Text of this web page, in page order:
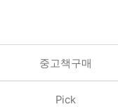
중고책구매
Pick